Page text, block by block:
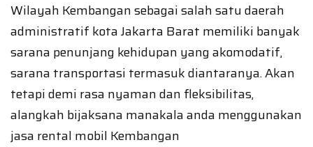
Wilayah Kembangan sebagai salah satu daerah
administratif kota Jakarta Barat memiliki banyak
sarana penunjang kehidupan yang akomodatif,
sarana transportasi termasuk diantaranya. Akan
tetapi demi rasa nyaman dan fleksibilitas,
alangkah bijaksana manakala anda menggunakan
jasa rental mobil Kembangan